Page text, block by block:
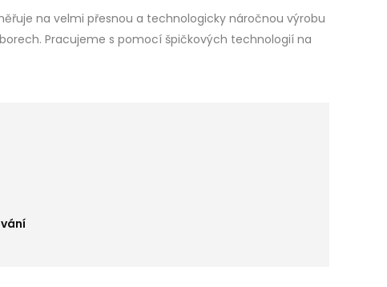
na velmi přesnou a technologicky náročnou výrobu
Pracujeme s pomocí špičkových technologií na